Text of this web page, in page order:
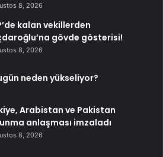
8, 2026
kalan vekillerden
gövde gösterisi!
8, 2026
neden yükseliyor?
Arabistan ve Pakistan
anlaşması imzaladı
8, 2026